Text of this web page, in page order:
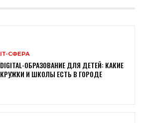
ІТ-СФЕРА
DIGITAL-ОБРАЗОВАНИЕ ДЛЯ ДЕТЕЙ: КАКИЕ
КРУЖКИ И ШКОЛЫ ЕСТЬ В ГОРОДЕ